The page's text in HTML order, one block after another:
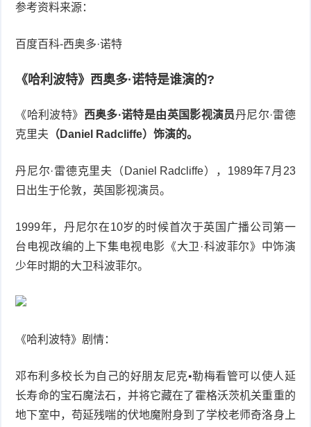
参考资料来源：
百度百科-西奥多·诺特
《哈利波特》西奥多·诺特是谁演的?
《哈利波特》 西奥多·诺特是由英国影视演员丹尼尔·雷德
克里夫 （Daniel Radcliffe）饰演的。
丹尼尔·雷德克里夫（Daniel Radcliffe），1989年7月23
日出生于伦敦，英国影视演员。
1999年，丹尼尔在10岁的时候首次于英国广播公司第一
台电视改编的上下集电视电影《大卫·科波菲尔》中饰演
少年时期的大卫科波菲尔。
《哈利波特》剧情：
邓布利多校长为自己的好朋友尼克•勒梅看管可以使人延
长寿命的宝石魔法石，并将它藏在了霍格沃茨机关重重的
地下室中，苟延残喘的伏地魔附身到了学校老师奇洛身上